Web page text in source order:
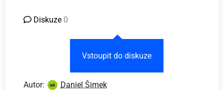
Diskuze 0
Vstoupit do diskuze
Autor: Daniel Šimek